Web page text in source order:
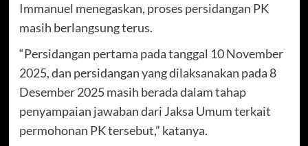
Immanuel menegaskan, proses persidangan PK
masih berlangsung terus.
“Persidangan pertama pada tanggal 10 November
2025, dan persidangan yang dilaksanakan pada 8
Desember 2025 masih berada dalam tahap
penyampaian jawaban dari Jaksa Umum terkait
permohonan PK tersebut,” katanya.